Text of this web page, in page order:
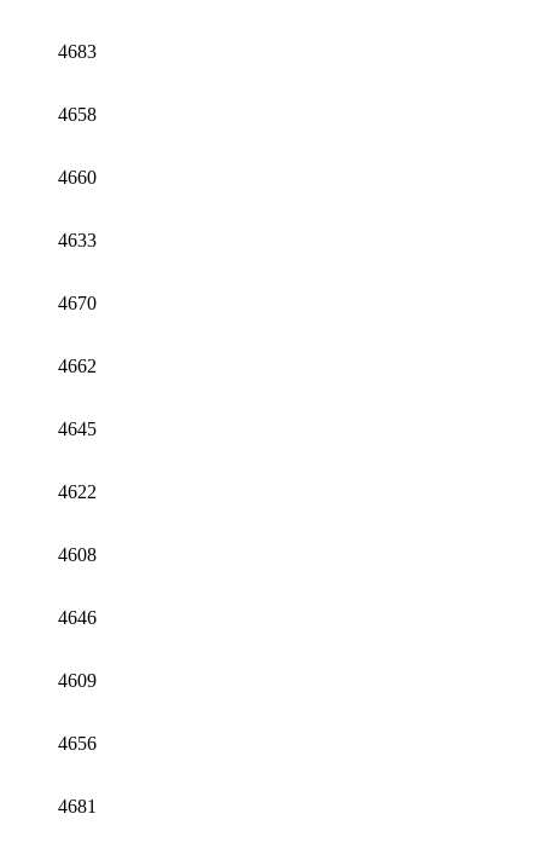
4683
4658
4660
4633
4670
4662
4645
4622
4608
4646
4609
4656
4681